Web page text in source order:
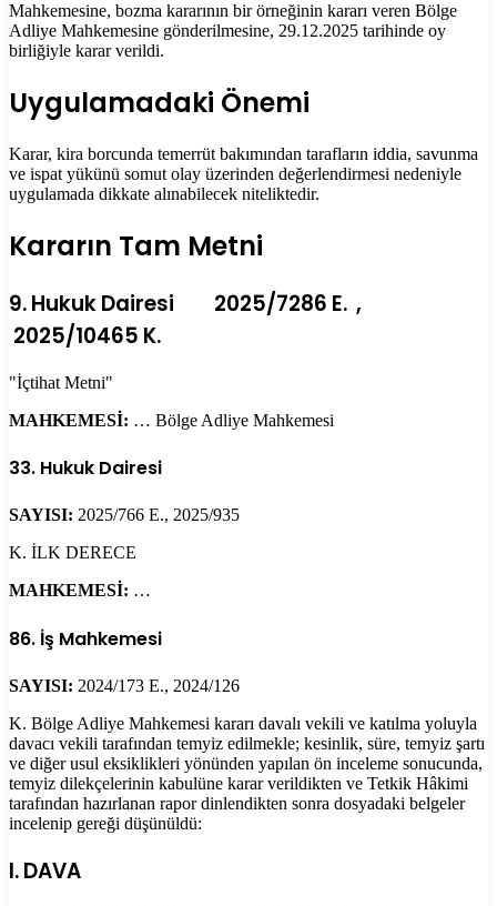
Mahkemesine, bozma kararının bir örneğinin kararı veren Bölge
Adliye Mahkemesine gönderilmesine, 29.12.2025 tarihinde oy
birliğiyle karar verildi.
Uygulamadaki Önemi
Karar, kira borcunda temerrüt bakımından tarafların iddia, savunma
ve ispat yükünü somut olay üzerinden değerlendirmesi nedeniyle
uygulamada dikkate alınabilecek niteliktedir.
Kararın Tam Metni
9. Hukuk Dairesi 2025/7286 E. ,
2025/10465 K.
"İçtihat Metni"
MAHKEMESİ: … Bölge Adliye Mahkemesi
33. Hukuk Dairesi
SAYISI: 2025/766 E., 2025/935
K. İLK DERECE
MAHKEMESİ: …
86. İş Mahkemesi
SAYISI: 2024/173 E., 2024/126
K. Bölge Adliye Mahkemesi kararı davalı vekili ve katılma yoluyla
davacı vekili tarafından temyiz edilmekle; kesinlik, süre, temyiz şartı
ve diğer usul eksiklikleri yönünden yapılan ön inceleme sonucunda,
temyiz dilekçelerinin kabulüne karar verildikten ve Tetkik Hâkimi
tarafından hazırlanan rapor dinlendikten sonra dosyadaki belgeler
incelenip gereği düşünüldü:
I. DAVA